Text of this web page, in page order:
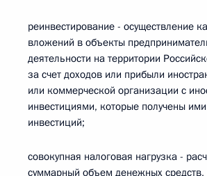
реинвестирование - осуществление
вложений в объекты
деятельности на территории
за счет доходов или прибыли
или коммерческой организации с
инвестициями, которые получены
инвестиций;
совокупная налоговая нагрузка -
суммарный объем денежных